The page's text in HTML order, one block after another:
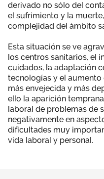
derivado no sólo del
el sufrimiento y la
complejidad del ámbito
Esta situación se ve
los centros sanitarios, el
cuidados, la adaptación
tecnologías y el
más envejecida y más
ello la aparición
laboral de problemas de
negativamente en
dificultades muy
vida laboral y personal.